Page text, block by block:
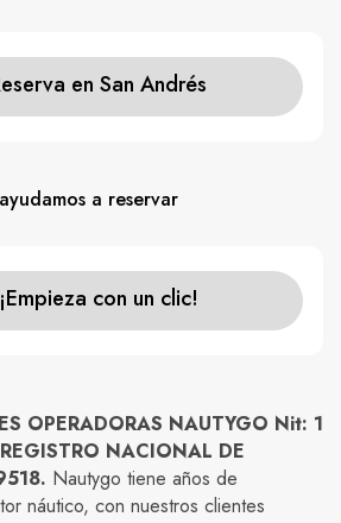
en San Andrés
a reservar
¡Empieza con un clic!
OPERADORAS NAUTYGO Nit: 1
NACIONAL DE
Nautygo tiene años de
náutico, con nuestros clientes